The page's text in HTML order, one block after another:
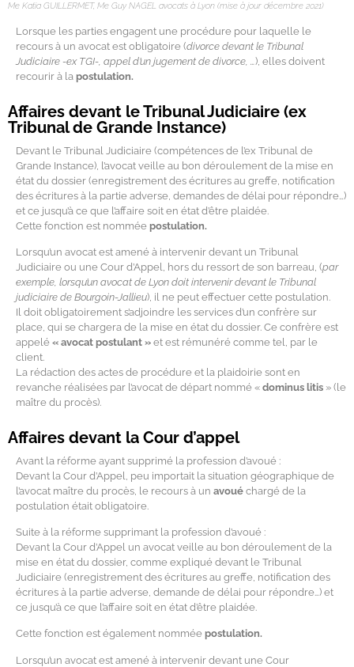
Me Katia GUILLERMET, Me Guy NAGEL avocats à Lyon (mise à jour décembre 2021)
Lorsque les parties engagent une procédure pour laquelle le
recours à un avocat est obligatoire (divorce devant le Tribunal
Judiciaire -ex TGI-, appel d’un jugement de divorce, …), elles doivent
recourir à la postulation.
Affaires devant le Tribunal Judiciaire (ex
Tribunal de Grande Instance)
Devant le Tribunal Judiciaire (compétences de l’ex Tribunal de
Grande Instance), l’avocat veille au bon déroulement de la mise en
état du dossier (enregistrement des écritures au greffe, notification
des écritures à la partie adverse, demandes de délai pour répondre…)
et ce jusqu’à ce que l’affaire soit en état d’être plaidée.
Cette fonction est nommée postulation.
Lorsqu’un avocat est amené à intervenir devant un Tribunal
Judiciaire ou une Cour d’Appel, hors du ressort de son barreau, (par
exemple, lorsqu’un avocat de Lyon doit intervenir devant le Tribunal
judiciaire de Bourgoin-Jallieu), il ne peut effectuer cette postulation.
Il doit obligatoirement s’adjoindre les services d’un confrère sur
place, qui se chargera de la mise en état du dossier. Ce confrère est
appelé « avocat postulant » et est rémunéré comme tel, par le
client.
La rédaction des actes de procédure et la plaidoirie sont en
revanche réalisées par l’avocat de départ nommé « dominus litis » (le
maître du procès).
Affaires devant la Cour d’appel
Avant la réforme ayant supprimé la profession d’avoué :
Devant la Cour d’Appel, peu importait la situation géographique de
l’avocat maître du procès, le recours à un avoué chargé de la
postulation était obligatoire.
Suite à la réforme supprimant la profession d’avoué :
Devant la Cour d’Appel un avocat veille au bon déroulement de la
mise en état du dossier, comme expliqué devant le Tribunal
Judiciaire (enregistrement des écritures au greffe, notification des
écritures à la partie adverse, demande de délai pour répondre…) et
ce jusqu’à ce que l’affaire soit en état d’être plaidée.
Cette fonction est également nommée postulation.
Lorsqu’un avocat est amené à intervenir devant une Cour